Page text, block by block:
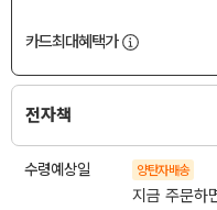
카드최대혜택가
전자책
수령예상일 양탄자배송
지금 주문하